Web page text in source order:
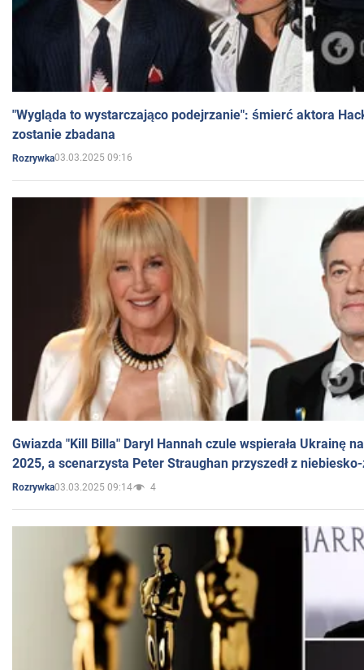
"Wygląda to wystarczająco podejrzanie": śmierć aktora
zostanie zbadana
Rozrywka03.03.2025 09:16
Gwiazda "Kill Billa" Daryl Hannah czule wspierała Ukrainę
2025, a scenarzysta Peter Straughan przyszedł z
Rozrywka03.03.2025 09:14 4